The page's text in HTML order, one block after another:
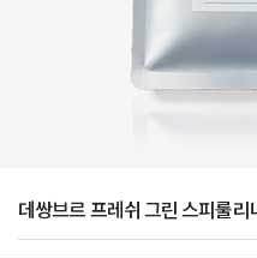
데쌍브르 프레쉬 그린 스피룰